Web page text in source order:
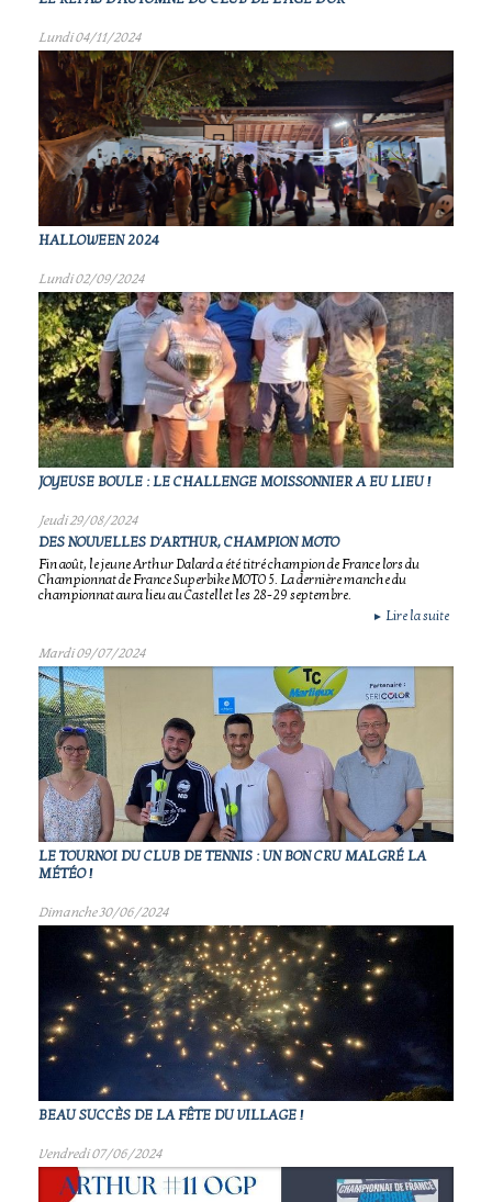
Lundi 04/11/2024
HALLOWEEN 2024
Lundi 02/09/2024
JOYEUSE BOULE : LE CHALLENGE MOISSONNIER A EU LIEU !
Jeudi 29/08/2024
DES NOUVELLES D'ARTHUR, CHAMPION MOTO
Fin août, le jeune Arthur Dalard a été titré champion de France lors du
Championnat de France Superbike MOTO 5. La dernière manche du
championnat aura lieu au Castellet les 28-29 septembre.
► Lire la suite
Mardi 09/07/2024
LE TOURNOI DU CLUB DE TENNIS : UN BON CRU MALGRÉ LA
MÉTÉO !
Dimanche 30/06/2024
BEAU SUCCÈS DE LA FÊTE DU VILLAGE !
Vendredi 07/06/2024